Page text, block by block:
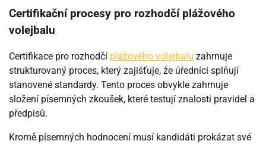
Certifikační procesy pro rozhodčí plážového
volejbalu
Certifikace pro rozhodčí plážového volejbalu zahrnuje
strukturovaný proces, který zajišťuje, že úředníci splňují
stanovené standardy. Tento proces obvykle zahrnuje
složení písemných zkoušek, které testují znalosti pravidel a
předpisů.
Kromě písemných hodnocení musí kandidáti prokázat své